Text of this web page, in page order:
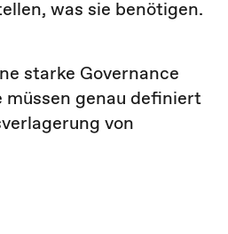
was sie benötigen.
starke Governance
genau definiert
von